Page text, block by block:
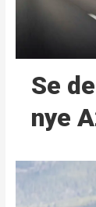
Se
nye